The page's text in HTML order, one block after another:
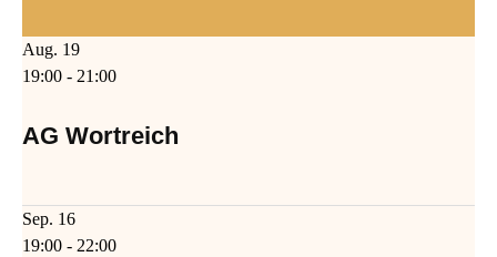
Aug. 19
19:00 - 21:00
AG Wortreich
Sep. 16
19:00 - 22:00